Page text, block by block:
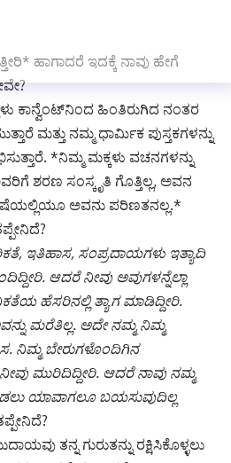
ಶರಣ ಸಂಸ್ಕೃತಿ ಗೊತ್ತಿಲ್ಲ, ಅವನ
ಅವನು ಪರಿಣತನಲ್ಲ.*
ಇತಿಹಾಸ, ಸಂಪ್ರದಾಯಗಳು ಇತ್ಯಾದಿ
ಆದರೆ ನೀವು ಅವುಗಳನ್ನೆಲ್ಲಾ
ಹೆಸರಿನಲ್ಲಿ ತ್ಯಾಗ ಮಾಡಿದ್ದೀರಿ.
ಮರೆತಿಲ್ಲ. ಅದೇ ನಮ್ಮ ನಿಮ್ಮ
ನಿಮ್ಮ ಬೇರುಗಳೊಂದಿಗಿನ
ಮುರಿದಿದ್ದೀರಿ. ಆದರೆ ನಾವು ನಮ್ಮ
ಯಾವಾಗಲೂ ಬಯಸುವುದಿಲ್ಲ
ತನ್ನ ಗುರುತನ್ನು ರಕ್ಷಿಸಿಕೊಳ್ಳಲು
ಆದರೆ
*ನೀವು ಈಗ ನಿಮ್ಮ ಧರ್ಮವನ್ನೆ
ದಯನೀಯ ಸ್ಥಿತಿಯಲ್ಲಿದ್ದೀರಿ.*
ಮರೆತು ನೀವು ವೈದಿಕ
ನಿಮ್ಮ ನಾಗರಿಕತೆಯ